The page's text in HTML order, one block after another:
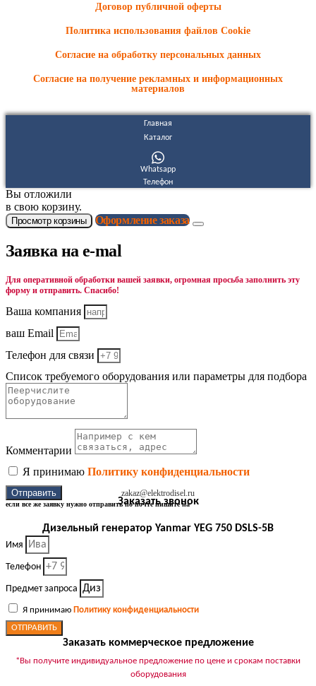
Договор публичной оферты
Политика использования файлов Cookie
Согласие на обработку персональных данных
Согласие на получение рекламных и информационных
материалов
Главная
Каталог
Whatsapp
Телефон
Вы отложили
в свою корзину.
Просмотр корзины Оформление заказа
Заявка на e-mal
Для оперативной обработки вашей заявки, огромная просьба заполнить эту
форму и отправить. Спасибо!
Ваша компания
ваш Email
Телефон для связи
Список требуемого оборудования или параметры для подбора
Комментарии
Я принимаю Политику конфиденциальности
Отправить
если все же заявку нужно отправить по почте пишите на
zakaz@elektrodisel.ru
Заказать звонок
Дизельный генератор Yanmar YEG 750 DSLS-5B
Имя
Телефон
Предмет запроса
Я принимаю Политику конфиденциальности
ОТПРАВИТЬ
Заказать коммерческое предложение
*Вы получите индивидуальное предложение по цене и срокам поставки
оборудования